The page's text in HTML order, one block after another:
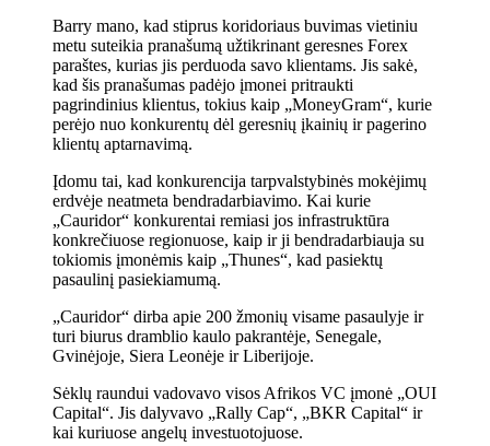
Barry mano, kad stiprus koridoriaus buvimas vietiniu
metu suteikia pranašumą užtikrinant geresnes Forex
paraštes, kurias jis perduoda savo klientams. Jis sakė,
kad šis pranašumas padėjo įmonei pritraukti
pagrindinius klientus, tokius kaip „MoneyGram“, kurie
perėjo nuo konkurentų dėl geresnių įkainių ir pagerino
klientų aptarnavimą.
Įdomu tai, kad konkurencija tarpvalstybinės mokėjimų
erdvėje neatmeta bendradarbiavimo. Kai kurie
„Cauridor“ konkurentai remiasi jos infrastruktūra
konkrečiuose regionuose, kaip ir ji bendradarbiauja su
tokiomis įmonėmis kaip „Thunes“, kad pasiektų
pasaulinį pasiekiamumą.
„Cauridor“ dirba apie 200 žmonių visame pasaulyje ir
turi biurus dramblio kaulo pakrantėje, Senegale,
Gvinėjoje, Siera Leonėje ir Liberijoje.
Sėklų raundui vadovavo visos Afrikos VC įmonė „OUI
Capital“. Jis dalyvavo „Rally Cap“, „BKR Capital“ ir
kai kuriuose angelų investuotojuose.